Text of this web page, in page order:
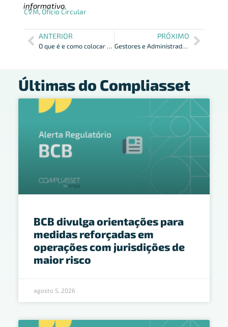
informativo.
CVM,Ofício Circular
ANTERIOR
O que é e como colocar a gestão ESG em prática na sua empresa
PRÓXIMO
Gestores e Administradores: Mudanças na Nova Regulação.
Últimas do Compliasset
BCB divulga orientações para
medidas reforçadas em
operações com jurisdições de
maior risco
agosto 5, 2026